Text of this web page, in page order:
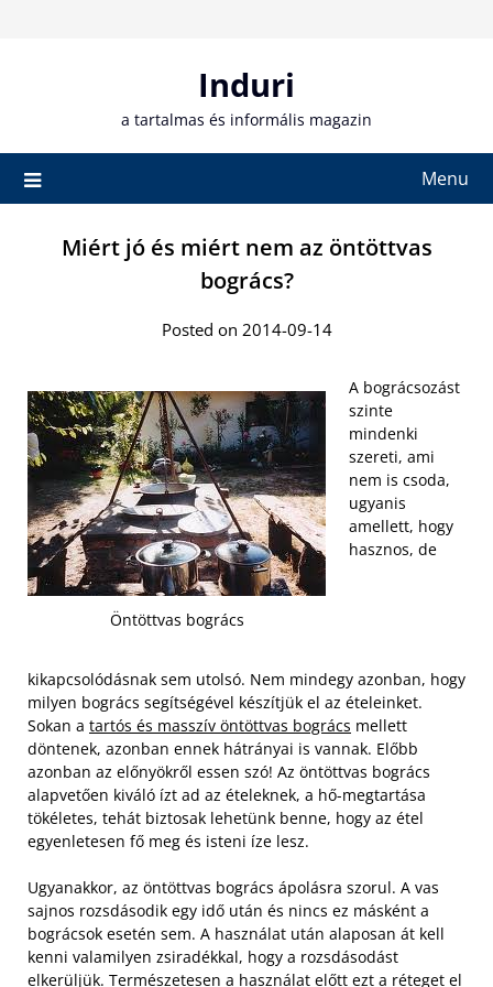
Induri
a tartalmas és informális magazin
Menu
Miért jó és miért nem az öntöttvas
bogrács?
Posted on 2014-09-14
Öntöttvas bogrács
A bográcsozást
szinte
mindenki
szereti, ami
nem is csoda,
ugyanis
amellett, hogy
hasznos, de
kikapcsolódásnak sem utolsó. Nem mindegy azonban, hogy
milyen bogrács segítségével készítjük el az ételeinket.
Sokan a tartós és masszív öntöttvas bogrács mellett
döntenek, azonban ennek hátrányai is vannak. Előbb
azonban az előnyökről essen szó! Az öntöttvas bogrács
alapvetően kiváló ízt ad az ételeknek, a hő-megtartása
tökéletes, tehát biztosak lehetünk benne, hogy az étel
egyenletesen fő meg és isteni íze lesz.
Ugyanakkor, az öntöttvas bogrács ápolásra szorul. A vas
sajnos rozsdásodik egy idő után és nincs ez másként a
bográcsok esetén sem. A használat után alaposan át kell
kenni valamilyen zsiradékkal, hogy a rozsdásodást
elkerüljük. Természetesen a használat előtt ezt a réteget el